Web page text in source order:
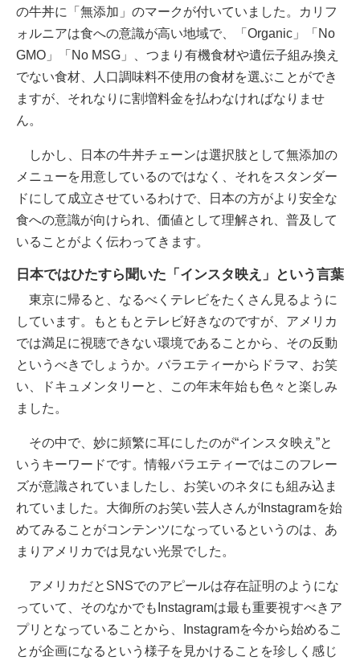
の牛丼に「無添加」のマークが付いていました。カリフ
ォルニアは食への意識が高い地域で、「Organic」「No
GMO」「No MSG」、つまり有機食材や遺伝子組み換え
でない食材、人口調味料不使用の食材を選ぶことができ
ますが、それなりに割増料金を払わなければなりませ
ん。
しかし、日本の牛丼チェーンは選択肢として無添加の
メニューを用意しているのではなく、それをスタンダー
ドにして成立させているわけで、日本の方がより安全な
食への意識が向けられ、価値として理解され、普及して
いることがよく伝わってきます。
日本ではひたすら聞いた「インスタ映え」という言葉
東京に帰ると、なるべくテレビをたくさん見るように
しています。もともとテレビ好きなのですが、アメリカ
では満足に視聴できない環境であることから、その反動
というべきでしょうか。バラエティーからドラマ、お笑
い、ドキュメンタリーと、この年末年始も色々と楽しみ
ました。
その中で、妙に頻繁に耳にしたのが“インスタ映え”と
いうキーワードです。情報バラエティーではこのフレー
ズが意識されていましたし、お笑いのネタにも組み込ま
れていました。大御所のお笑い芸人さんがInstagramを始
めてみることがコンテンツになっているというのは、あ
まりアメリカでは見ない光景でした。
アメリカだとSNSでのアピールは存在証明のようにな
っていて、そのなかでもInstagramは最も重要視すべきア
プリとなっていることから、Instagramを今から始めるこ
とが企画になるという様子を見かけることを珍しく感じ